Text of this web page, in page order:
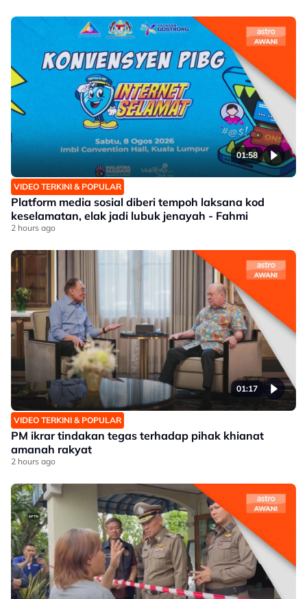
01:58
VIDEO TERKINI & POPULAR
Platform media sosial diberi tempoh laksana kod
keselamatan, elak jadi lubuk jenayah - Fahmi
2 hours ago
01:17
VIDEO TERKINI & POPULAR
PM ikrar tindakan tegas terhadap pihak khianat
amanah rakyat
2 hours ago